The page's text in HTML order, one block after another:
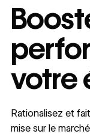
votre
Rationalisez et
mise sur le